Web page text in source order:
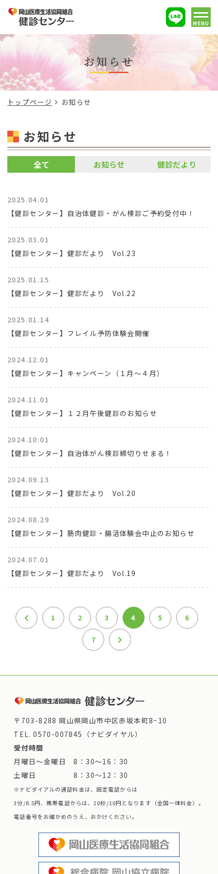
MENU
お知らせ
トップページ お知らせ
お知らせ
全て お知らせ 健診だより
2025.04.01
【健診センター】自治体健診・がん検診ご予約受付中！
2025.03.01
【健診センター】健診だより Vol.23
2025.01.15
【健診センター】健診だより Vol.22
2025.01.14
【健診センター】フレイル予防体験会開催
2024.12.01
【健診センター】キャンペーン（１月～４月）
2024.11.01
【健診センター】１２月午後健診のお知らせ
2024.10.01
【健診センター】自治体がん検診締切りせまる！
2024.09.13
【健診センター】健診だより Vol.20
2024.08.29
【健診センター】筋肉健診・腸活体験会中止のお知らせ
2024.07.01
【健診センター】健診だより Vol.19
1 2 3 4 5 6
7
〒703-8288 岡山県岡山市中区赤坂本町8−10
TEL.0570-007845（ナビダイヤル）
受付時間
月曜日～金曜日 8：30～16：30
土曜日 8：30～12：30
※ナビダイアルの通話料金は、固定電話からは
3分/8.5円、携帯電話からは、20秒/10円となります（全国一律料金）。
電話番号をお確かめのうえ、おかけください。